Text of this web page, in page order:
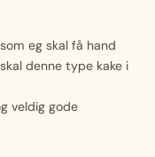
eg skal få hand
denne type kake i
veldig gode